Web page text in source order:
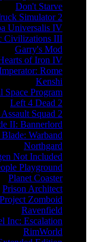
Don't Starve
Simulator 2
Universalis IV
Civilizations III
Garry's Mod
of Iron IV
Rome
Kenshi
Space Program
Left 4 Dead 2
Squad 2
II: Bannerlord
Warband
Northgard
Not Included
Playground
Planet Coaster
Prison Architect
Project Zomboid
Ravenfield
Inc: Escalation
RimWorld